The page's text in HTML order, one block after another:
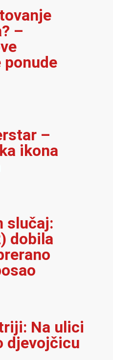
–
ponude
–
ikona
slučaj:
dobila
Na ulici
djevojčicu